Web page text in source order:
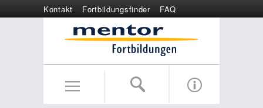
Kontakt Fortbildungsfinder
FAQ
Online anmelden
Wertgutschein